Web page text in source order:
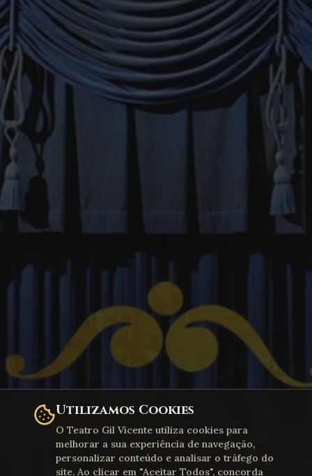
Utilizamos Cookies
O Teatro Gil Vicente utiliza cookies para
melhorar a sua experiência de navegação,
personalizar conteúdo e analisar o tráfego do
site. Ao clicar em "Aceitar Todos", concorda